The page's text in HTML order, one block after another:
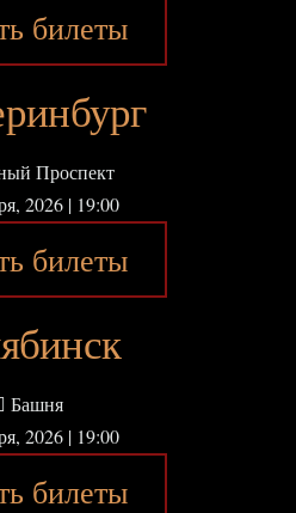
билеты
Проспект
2026 | 19:00
билеты
Башня
2026 | 19:00
билеты